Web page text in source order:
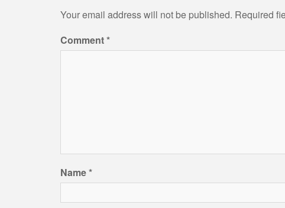
Your email address will not be published. Required
Comment*
Name*